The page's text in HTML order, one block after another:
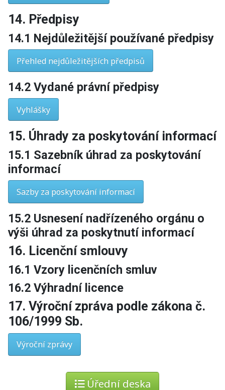
14. Předpisy
14.1 Nejdůležitější používané předpisy
Přehled nejdůležitějších předpisů
14.2 Vydané právní předpisy
Vyhlášky
15. Úhrady za poskytování informací
15.1 Sazebník úhrad za poskytování
informací
Sazby za poskytování informací
15.2 Usnesení nadřízeného orgánu o
výši úhrad za poskytnutí informací
16. Licenční smlouvy
16.1 Vzory licenčních smluv
16.2 Výhradní licence
17. Výroční zpráva podle zákona č.
106/1999 Sb.
Výroční zprávy
Úřední deska